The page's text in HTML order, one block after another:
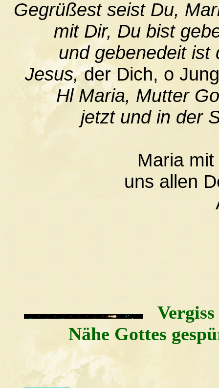
Gegrüßest seist Du,
mit Dir, Du bist
und gebenedeit ist
Jesus,der Dich, o
Hl Maria, Mutter
jetzt und in der
Maria
uns allen
Vergiss
Nähe Gottes